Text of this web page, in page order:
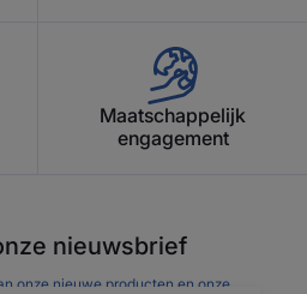
Maatschappelijk
engagement
nieuwsbrief
onze nieuwe producten en onze